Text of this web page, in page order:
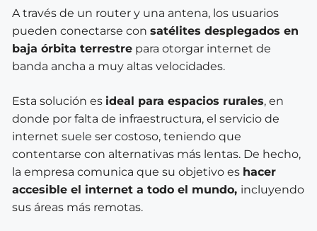
A través de un router y una antena, los usuarios
pueden conectarse con satélites desplegados en
baja órbita terrestre para otorgar internet de
banda ancha a muy altas velocidades.
Esta solución es ideal para espacios rurales, en
donde por falta de infraestructura, el servicio de
internet suele ser costoso, teniendo que
contentarse con alternativas más lentas. De hecho,
la empresa comunica que su objetivo es hacer
accesible el internet a todo el mundo, incluyendo
sus áreas más remotas.